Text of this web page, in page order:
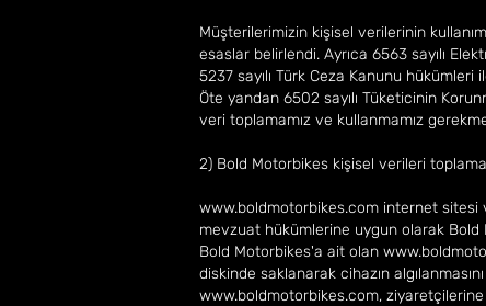
Müşterilerimizin kişisel verilerinin
esaslar belirlendi. Ayrıca 6563 sayılı
5237 sayılı Türk Ceza Kanunu
Öte yandan 6502 sayılı Tüketicinin
veri toplamamız ve kullanmamız
2) Bold Motorbikes kişisel verileri
www.boldmotorbikes.com internet sitesi
mevzuat hükümlerine uygun olarak
Bold Motorbikes'a ait olan
diskinde saklanarak cihazın
www.boldmotorbikes.com,